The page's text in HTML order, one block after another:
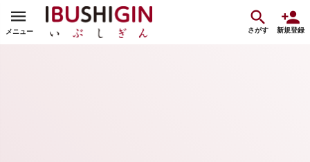
メニュー さがす 新規登録